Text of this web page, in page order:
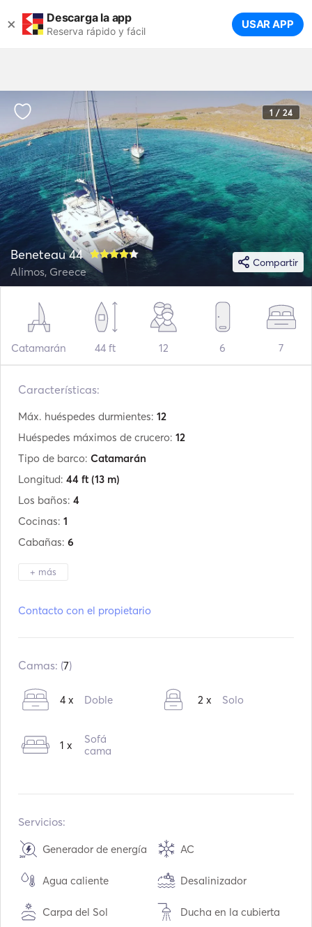
× Descarga la app
Reserva rápido y fácil USAR APP
1 / 24
Compartir
Beneteau 44
Alimos, Greece
Catamarán 44 ft 12 6 7
Características:
Máx. huéspedes durmientes: 12
Huéspedes máximos de crucero: 12
Tipo de barco: Catamarán
Longitud: 44 ft (13 m)
Los baños: 4
Cocinas: 1
Cabañas: 6
+ más
Reacondicionado en:
Tipo de combustible:
Capacidad de agua:
Contacto con el propietario
Camas: (7)
4 x Doble 2 x Solo
1 x
Sofá
cama
Servicios:
Generador de energía AC
Agua caliente Desalinizador
Carpa del Sol Ducha en la cubierta